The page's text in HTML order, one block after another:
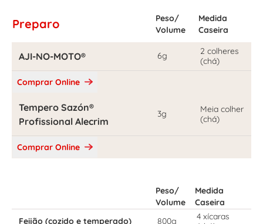
Preparo
Peso/
Volume
Medida
Caseira
AJI-NO-MOTO® 6g
2 colheres
(chá)
Comprar Online
Tempero Sazón®
Profissional Alecrim
3g
Meia colher
(chá)
Comprar Online
Peso/
Volume
Medida
Caseira
Feijão (cozido e temperado)
800g
4 xícaras